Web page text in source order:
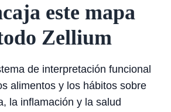
este mapa
Zellium
de interpretación funcional
alimentos y los hábitos sobre
la inflamación y la salud